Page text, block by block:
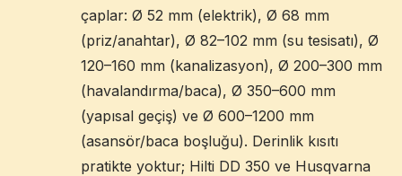
çaplar: Ø 52 mm (elektrik), Ø 68 mm
(priz/anahtar), Ø 82–102 mm (su tesisatı), Ø
120–160 mm (kanalizasyon), Ø 200–300 mm
(havalandırma/baca), Ø 350–600 mm
(yapısal geçiş) ve Ø 600–1200 mm
(asansör/baca boşluğu). Derinlik kısıtı
pratikte yoktur; Hilti DD 350 ve Husqvarna